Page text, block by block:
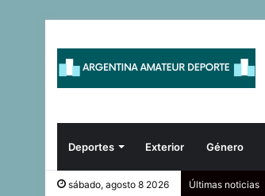
Deportes Exterior Género
sábado, agosto 8 2026 Últimas noticias